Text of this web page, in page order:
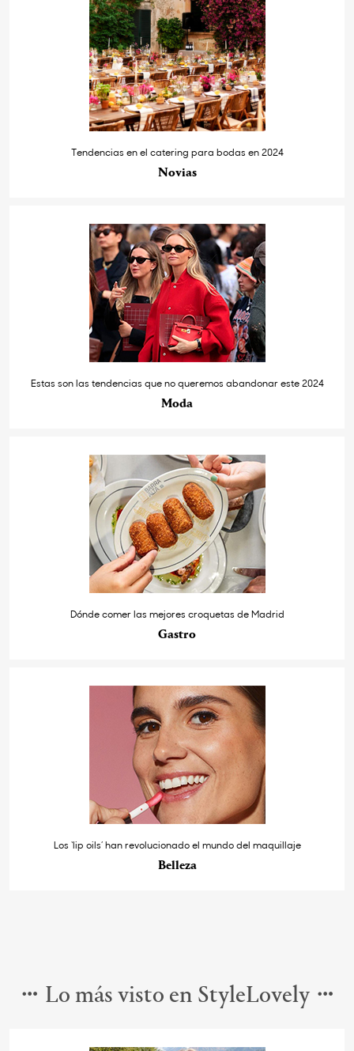
Tendencias en el catering para bodas en 2024
Novias
Estas son las tendencias que no queremos abandonar este 2024
Moda
Dónde comer las mejores croquetas de Madrid
Gastro
Los ‘lip oils’ han revolucionado el mundo del maquillaje
Belleza
Lo más visto en StyleLovely